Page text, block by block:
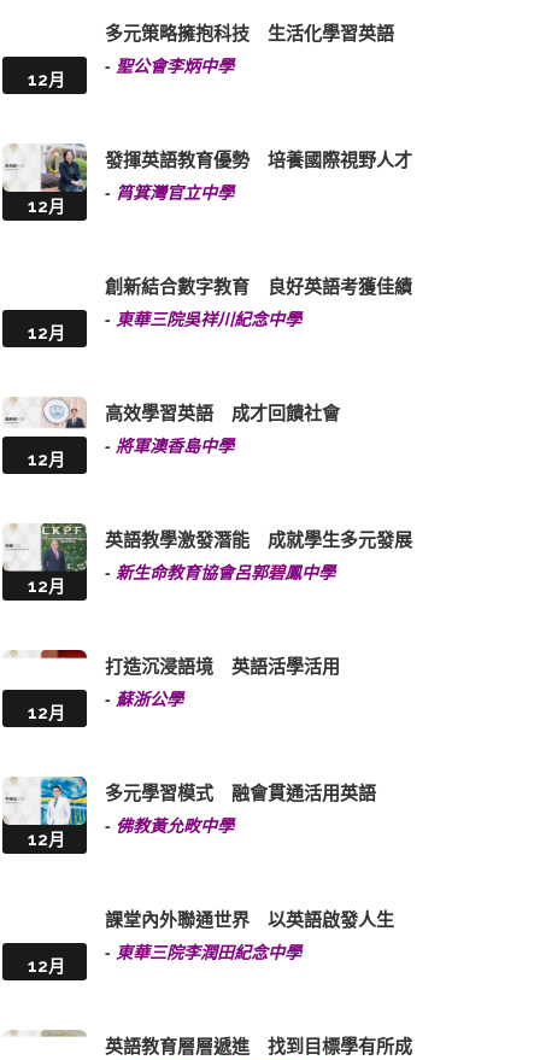
12月
多元策略擁抱科技 生活化學習英語
- 聖公會李炳中學
12月
發揮英語教育優勢 培養國際視野人才
- 筲箕灣官立中學
12月
創新結合數字教育 良好英語考獲佳績
- 東華三院吳祥川紀念中學
12月
高效學習英語 成才回饋社會
- 將軍澳香島中學
12月
英語教學激發潛能 成就學生多元發展
- 新生命教育協會呂郭碧鳳中學
12月
打造沉浸語境 英語活學活用
- 蘇浙公學
12月
多元學習模式 融會貫通活用英語
- 佛教黃允畋中學
12月
課堂內外聯通世界 以英語啟發人生
- 東華三院李潤田紀念中學
英語教育層層遞進 找到目標學有所成